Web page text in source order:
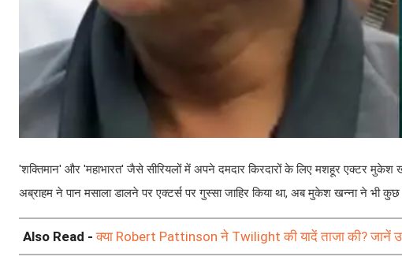
'शक्तिमान' और 'महाभारत' जैसे सीरियलों में अपने दमदार किरदारों के लिए मशहूर एक्टर
अब्राहम ने पान मसाला डालने पर एक्टर्स पर गुस्सा जाहिर किया था, अब मुकेश खन्ना ने भी कुछ
Also Read -क्या Robert Pattinson ने Twilight की यादें ताजा की? जानें